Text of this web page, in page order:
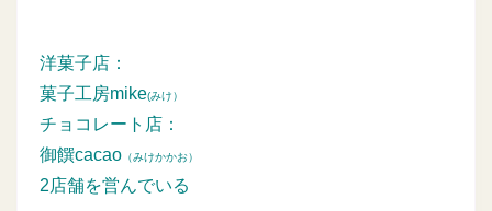
洋菓子店：
菓子工房mike(みけ）
チョコレート店：
御饌cacao （みけかかお）
2店舗を営んでいる